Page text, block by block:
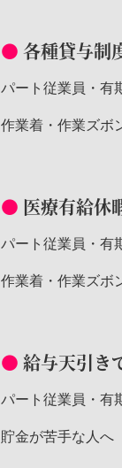
各種貸与制
パート従業員・有
作業着・作業ズボ
医療有給休
パート従業員・有
作業着・作業ズボ
給与天引き
パート従業員・有
貯金が苦手な人へ